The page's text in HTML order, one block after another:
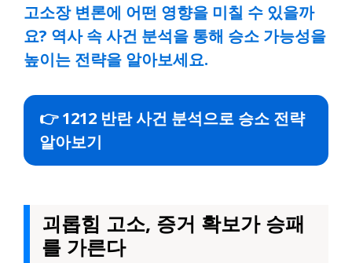
고소장 변론에 어떤 영향을 미칠 수 있을까
요? 역사 속 사건 분석을 통해 승소 가능성을
높이는 전략을 알아보세요.
👉 1212 반란 사건 분석으로 승소 전략
알아보기
괴롭힘 고소, 증거 확보가 승패
를 가른다